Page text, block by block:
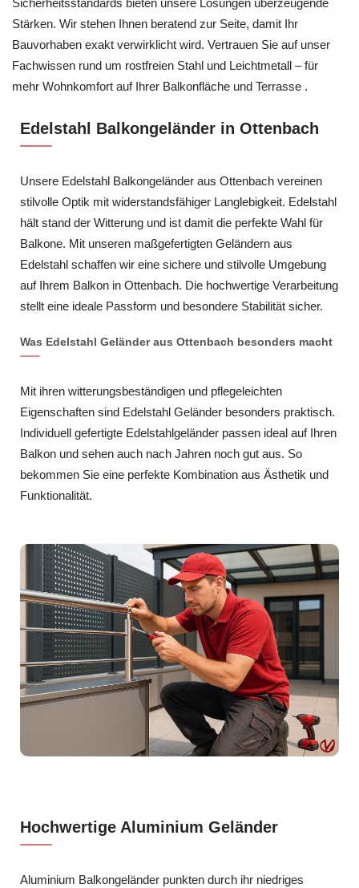
Stärken. Wir stehen Ihnen beratend zur Seite, damit Ihr
Bauvorhaben exakt verwirklicht wird. Vertrauen Sie auf unser
Fachwissen rund um rostfreien Stahl und Leichtmetall – für
mehr Wohnkomfort auf Ihrer Balkonfläche und Terrasse .
Edelstahl Balkongeländer in Ottenbach
Unsere Edelstahl Balkongeländer aus Ottenbach vereinen
stilvolle Optik mit widerstandsfähiger Langlebigkeit. Edelstahl
hält stand der Witterung und ist damit die perfekte Wahl für
Balkone. Mit unseren maßgefertigten Geländern aus
Edelstahl schaffen wir eine sichere und stilvolle Umgebung
auf Ihrem Balkon in Ottenbach. Die hochwertige Verarbeitung
stellt eine ideale Passform und besondere Stabilität sicher.
Was Edelstahl Geländer aus Ottenbach besonders macht
Mit ihren witterungsbeständigen und pflegeleichten
Eigenschaften sind Edelstahl Geländer besonders praktisch.
Individuell gefertigte Edelstahlgeländer passen ideal auf Ihren
Balkon und sehen auch nach Jahren noch gut aus. So
bekommen Sie eine perfekte Kombination aus Ästhetik und
Funktionalität.
Hochwertige Aluminium Geländer
Aluminium Balkongeländer punkten durch ihr niedriges